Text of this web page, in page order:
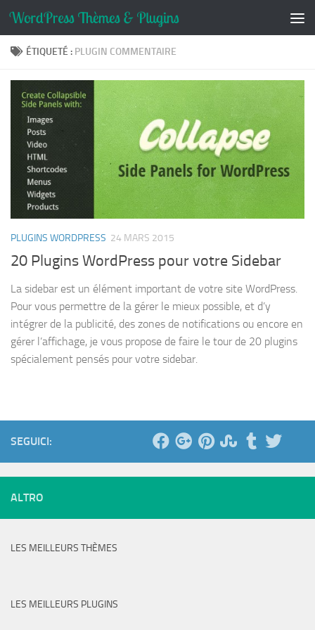
Skip to content
ÉTIQUETÉ : PLUGIN COMMENTAIRE
PLUGINS WORDPRESS 24 MARS 2015
20 Plugins WordPress pour votre Sidebar
La sidebar est un élément important de votre site WordPress.
Pour vous permettre de la gérer le mieux possible, et d’y
intégrer de la publicité, des zones de notifications ou encore en
gérer l’affichage, je vous propose de faire le tour de 20 plugins
spécialement pensés pour votre sidebar.
SEGUICI:
ALTRO
LES MEILLEURS THÈMES
LES MEILLEURS PLUGINS